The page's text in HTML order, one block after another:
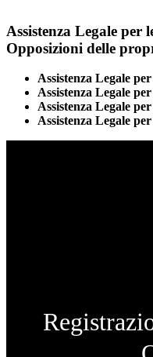
Assistenza Legale per
Opposizioni delle
Assistenza Legale
Assistenza Legale
Assistenza Legale
Assistenza Legale